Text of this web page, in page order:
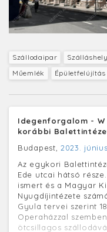
Szállodaipar Szálláshely
Műemlék
Épületfelújítás
Idegenforgalom -
korábbi
Budapest, 2023. június
Az egykori
Ede utcai hátsó
ismert és a Magyar
Nyugdíjintézete
Gyula tervei szerint
Operaházzal
ötcsillagos